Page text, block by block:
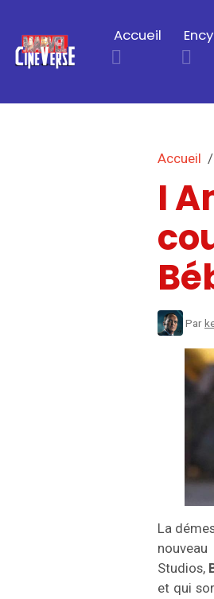
Accueil
Accueil
I
Par
La
Studios,
et qui